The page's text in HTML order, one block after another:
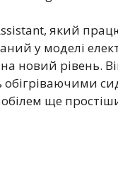
який
у моделі
новий рівень.
обігріваючими
ще